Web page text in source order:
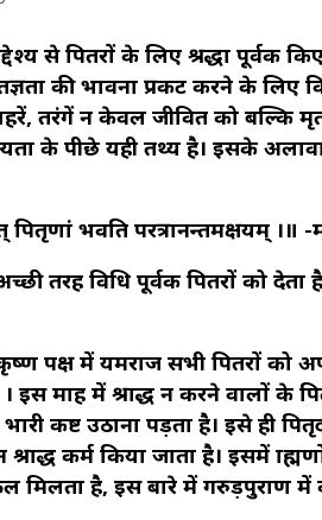
से पितरों के लिए श्रद्धा पूर्वक
की भावना प्रकट करने के लिए
तरंगें न केवल जीवित को बल्कि
के पीछे यही तथ्य है। इसके
पितृणां भवति परत्रानन्तमक्षयम् ।॥
तरह विधि पूर्वक पितरों को
पक्ष में यमराज सभी पितरों को
इस माह में श्राद्ध न करने वालों के
कष्ट उठाना पड़ता है। इसे ही
कर्म किया जाता है। इसमें
मिलता है, इस बारे में गरुड़पुराण में